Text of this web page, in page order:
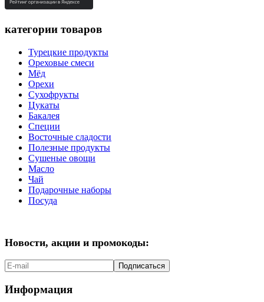
категории товаров
Турецкие продукты
Ореховые смеси
Мёд
Орехи
Сухофрукты
Цукаты
Бакалея
Специи
Восточные сладости
Полезные продукты
Сушеные овощи
Масло
Чай
Подарочные наборы
Посуда
Новости, акции и промокоды:
Подписаться
Информация